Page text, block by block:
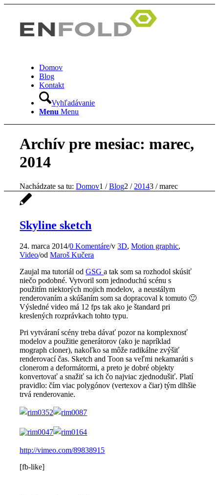
Domov
Blog
Kontakt
Vyhľadávanie
Menu Menu
Archív pre mesiac: marec,
2014
Nachádzate sa tu: Domov1 / Blog2 / 20143 / marec
Skyline sketch
24. marca 2014/0 Komentáre/v3D,Motion graphic,
Video/odMaroš Kučera
Zaujal ma tutoriál odGSGa tak som sa rozhodol skúsiť
niečo podobné. Vytvoril som jednoduchú scénu s
použitím niektorých mojich modelov, a neustálym
renderovaním a skúšaním som sa dopracoval k tomuto 🙂
Výsledné video má 12 fps tak ako je štandard pri
kreslených rozprávkach tohto typu.
Pri vytváraní scény treba dávať pozor na komplexnosť
modelov a použitie generátorov (ako je napríklad
mograph cloner), nakoľko sa môže radikálne zvýšiť
renderovací čas. Sketch and Toon sa veľmi nekamaráti s
clonerom a deformátormi, a preto je dobré objekty
konvertovať a snažiť sa ich čo najviac zjednodušiť. Platí
pravidlo: čím viac polygónov (vertexov a čiar) tým dlhšie
trvá renderovanie.
http://vimeo.com/89838915
[fb-like]